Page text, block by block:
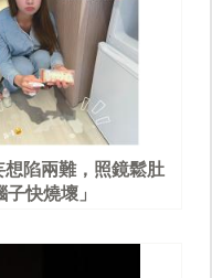
陷兩難，照鏡鬆肚
快燒壞」